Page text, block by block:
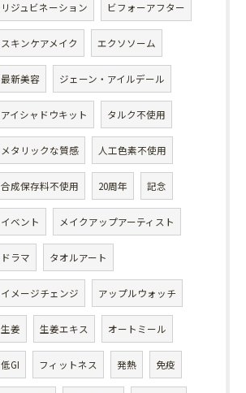
リジュビネーション ビフォーアフター
スキンケアメイク エクソソーム
最新美容 ジェーン・アイルデール
アイシャドウキット タルク不使用
メタリックな質感 人工色素不使用
合成保存料不使用 20周年 記念
イベント メイクアップアーティスト
ドラマ タオルアート
イメージチェンジ アップルウォッチ
生姜 生姜エキス オートミール
低GI フィットネス 発熱 免疫